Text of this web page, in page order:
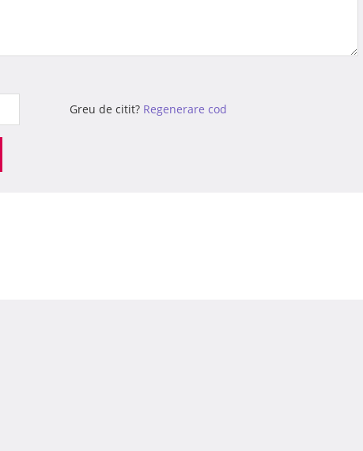
Greu de citit? Regenerare cod